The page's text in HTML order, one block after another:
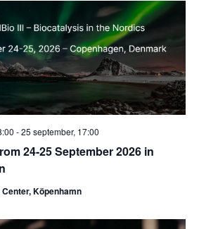
24-25 September 2026 in
-25 september, 17:00
Köpenhamn